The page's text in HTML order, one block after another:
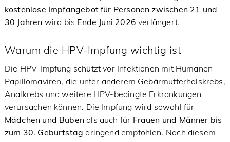
kostenlose Impfangebot für Personen zwischen 21 und
30 Jahren wird bis Ende Juni 2026 verlängert.
Warum die HPV-Impfung wichtig ist
Die HPV-Impfung schützt vor Infektionen mit Humanen
Papillomaviren, die unter anderem Gebärmutterhalskrebs,
Analkrebs und weitere HPV-bedingte Erkrankungen
verursachen können. Die Impfung wird sowohl für
Mädchen und Buben als auch für Frauen und Männer bis
zum 30. Geburtstagdringend empfohlen. Nach diesem